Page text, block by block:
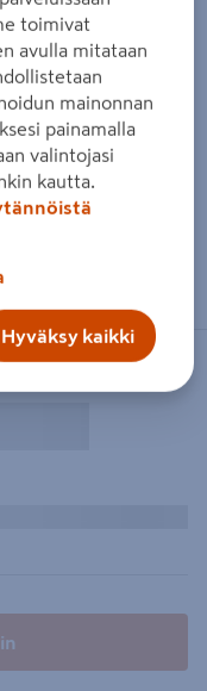
toimivat
avulla mitataan
mainonnan
painamalla
valintojasi
kautta.
Hyväksy kaikki